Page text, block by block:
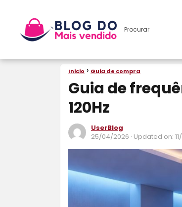
Inicio Guia de compra
Guia de
120Hz
UserBlog
25/04/2026 · Updated on: